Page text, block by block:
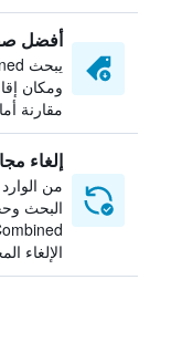
أفضل
ومكان
مقارنة
إلغاء
من
البحث
الإلغاء